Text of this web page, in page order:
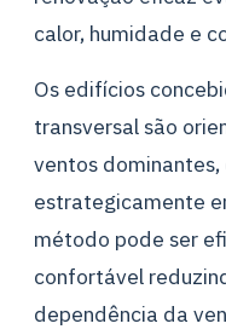
calor, humidade e
Os edifícios
transversal são
ventos
estrategicamente
método pode ser
confortável
dependência da